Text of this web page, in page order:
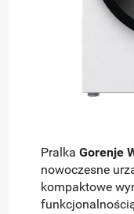
PralkaGorenje
nowoczesne
kompaktowe